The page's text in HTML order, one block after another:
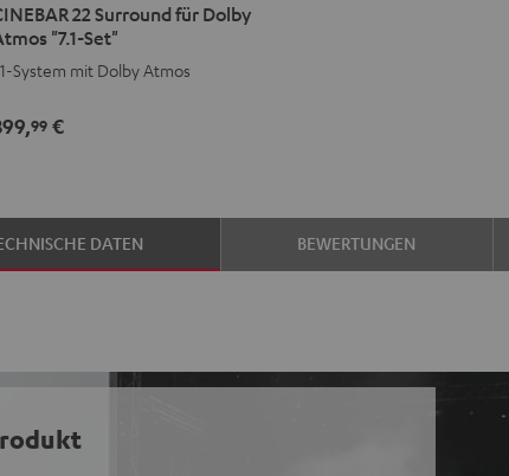
22
Surround
für
Atmos
Schwarz
22
Surround
für
Atmos
Weiß
22 Surround für Dolby
"7.1-Set"
System mit Dolby Atmos
99€
DATEN BEWERTUNGEN